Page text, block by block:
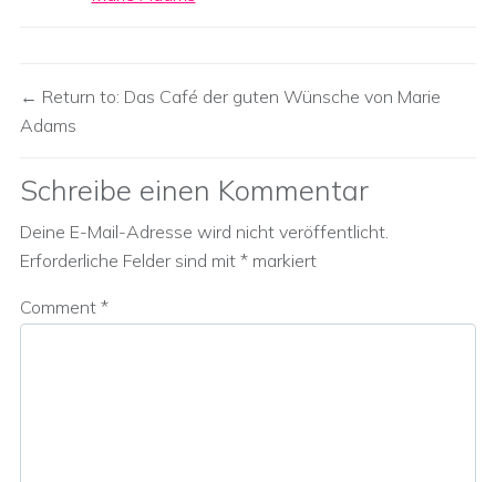
Return to: Das Café der guten Wünsche von Marie
Adams
Schreibe einen Kommentar
Deine E-Mail-Adresse wird nicht veröffentlicht.
Erforderliche Felder sind mit * markiert
Comment *